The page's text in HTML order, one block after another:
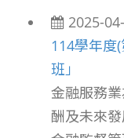
2025-
114學年度
班」
金融服務
酬及未來